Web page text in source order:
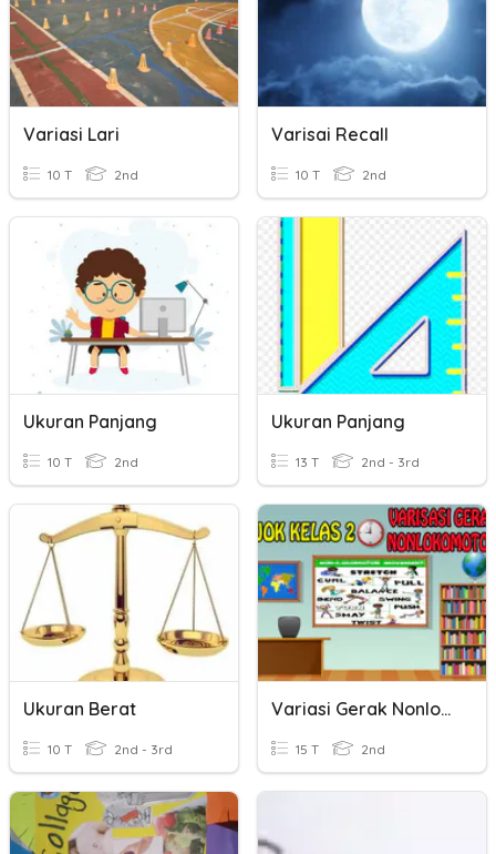
Variasi Lari
10 T 2nd
Varisai Recall
10 T 2nd
Ukuran Panjang
10 T 2nd
Ukuran Panjang
13 T 2nd - 3rd
Ukuran Berat
10 T 2nd - 3rd
Variasi Gerak Nonlokomotor
15 T 2nd